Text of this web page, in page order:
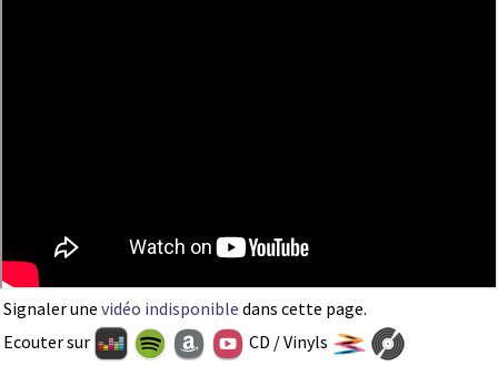
Signaler une vidéo indisponible dans cette page.
Ecouter sur
CD / Vinyls